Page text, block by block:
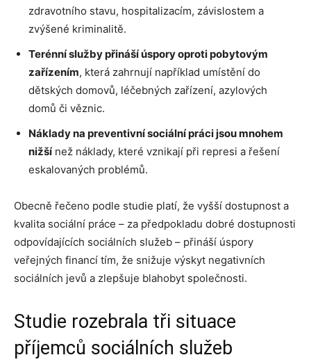
zdravotního stavu, hospitalizacím, závislostem a
zvýšené kriminalitě.
Terénní služby přináší úspory oproti pobytovým
zařízením, která zahrnují například umístění do
dětských domovů, léčebných zařízení, azylových
domů či věznic.
Náklady na preventivní sociální práci jsou mnohem
nižšínež náklady, které vznikají při represi a řešení
eskalovaných problémů.
Obecně řečeno podle studie platí, že vyšší dostupnost a
kvalita sociální práce – za předpokladu dobré dostupnosti
odpovídajících sociálních služeb – přináší úspory
veřejných financí tím, že snižuje výskyt negativních
sociálních jevů a zlepšuje blahobyt společnosti.
Studie rozebrala tři situace
příjemců sociálních služeb